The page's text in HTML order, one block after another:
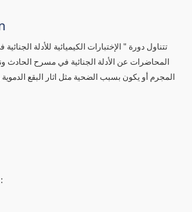
تتناول دورة " الإختبارات الكيميائية للأدلة
المحاضرات عن الأدلة الجنائية في مسرح الحادث
المجرم أو يكون بسبب الضحية مثل اثار البقع
يستطيع الدارس لهذه الدورة أن :